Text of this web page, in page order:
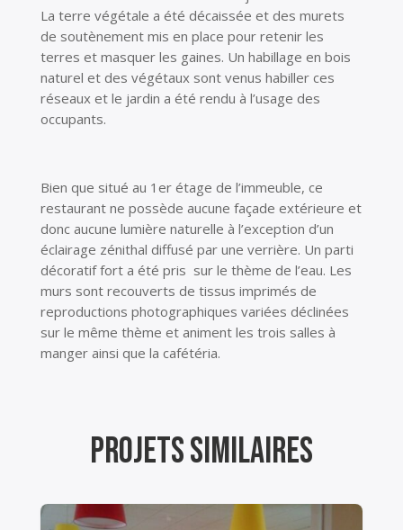
La terre végétale a été décaissée et des murets
de soutènement mis en place pour retenir les
terres et masquer les gaines. Un habillage en bois
naturel et des végétaux sont venus habiller ces
réseaux et le jardin a été rendu à l’usage des
occupants.
Bien que situé au 1 erétage de l’immeuble, ce
restaurant ne possède aucune façade extérieure et
donc aucune lumière naturelle à l’exception d’un
éclairage zénithal diffusé par une verrière. Un parti
décoratif fort a été pris sur le thème de l’eau. Les
murs sont recouverts de tissus imprimés de
reproductions photographiques variées déclinées
sur le même thème et animent les trois salles à
manger ainsi que la cafétéria.
projets similaires